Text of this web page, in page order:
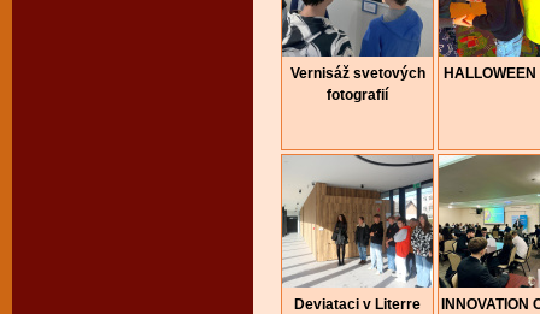
Vernisáž svetových
fotografií
Deviataci v Literre
INNOVATION